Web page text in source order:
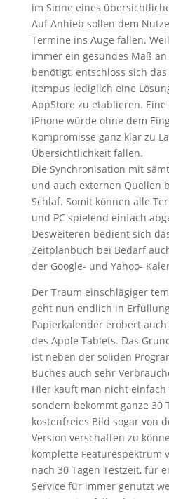
im Sinne eines
Auf Anhieb sollen dem
Termine ins Auge fallen.
immer ein gesundes Maß
benötigt, entschloss sich
itempus lediglich eine
AppStore zu etablieren.
iPhone würde ohne dem
Kompromisse ganz klar zu
Übersichtlichkeit fallen.
Die Synchronisation mit
und auch externen Quellen
Schlaf. Somit können alle
und PC spielend einfach
Desweiteren bedient sich
Zeitplanbuch bei Bedarf
der Google- und Yahoo-
Der Traum einschlägiger
geht nun endlich in
Papierkalender erobert
des Apple Tablets. Das
ist neben der soliden
Buches auch sehr
Hier kauft man nicht einfach
sondern bekommt ganze 30
kostenfreies Bild sogar von
Version verschaffen zu
komplette Featurespektrum
nach 30 Tagen Testzeit, für
Service für immer genutzt